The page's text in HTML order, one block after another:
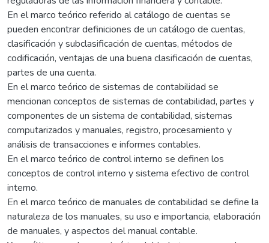
En el marco teórico referido al catálogo de cuentas se
pueden encontrar definiciones de un catálogo de cuentas,
clasificación y subclasificación de cuentas, métodos de
codificación, ventajas de una buena clasificación de cuentas,
partes de una cuenta.
En el marco teórico de sistemas de contabilidad se
mencionan conceptos de sistemas de contabilidad, partes y
componentes de un sistema de contabilidad, sistemas
computarizados y manuales, registro, procesamiento y
análisis de transacciones e informes contables.
En el marco teórico de control interno se definen los
conceptos de control interno y sistema efectivo de control
interno.
En el marco teórico de manuales de contabilidad se define la
naturaleza de los manuales, su uso e importancia, elaboración
de manuales, y aspectos del manual contable.